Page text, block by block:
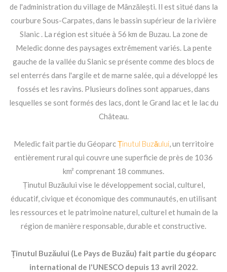
de l'administration du village de Mânzălești. Il est situé dans la
courbure Sous-Carpates, dans le bassin supérieur de la rivière
Slanic . La région est située à 56 km de Buzau. La zone de
Meledic donne des paysages extrêmement variés. La pente
gauche de la vallée du Slanic se présente comme des blocs de
sel enterrés dans l'argile et de marne salée, qui a développé les
fossés et les ravins. Plusieurs dolines sont apparues, dans
lesquelles se sont formés des lacs, dont le Grand lac et le lac du
Château.
Meledic fait partie du GéoparcȚinutul Buzăului, un territoire
entièrement rural qui couvre une superficie de près de 1036
km² comprenant 18 communes.
Ținutul Buzăului vise le développement social, culturel,
éducatif, civique et économique des communautés, en utilisant
les ressources et le patrimoine naturel, culturel et humain de la
région de manière responsable, durable et constructive.
Ținutul Buzăului (Le Pays de Buzău) fait partie du géoparc
international de l'UNESCO depuis 13 avril 2022.